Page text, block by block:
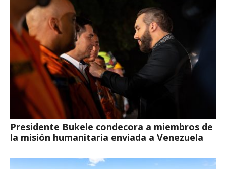
Presidente Bukele condecora a miembros de
la misión humanitaria enviada a Venezuela